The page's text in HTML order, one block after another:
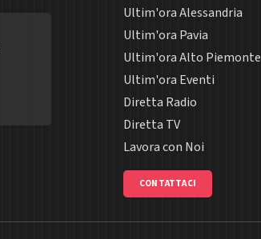
Ultim'ora Alessandria
Ultim'ora Pavia
Ultim'ora Alto Piemonte
Ultim'ora Eventi
Diretta Radio
Diretta TV
Lavora con Noi
CONTATTACI